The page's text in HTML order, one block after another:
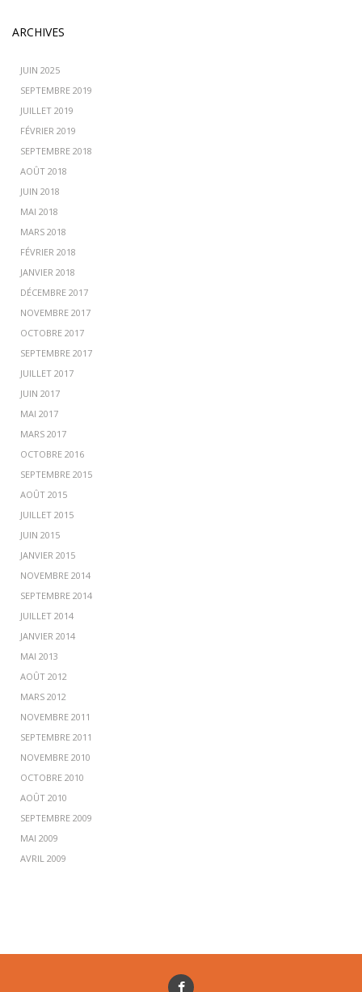
ARCHIVES
JUIN 2025
SEPTEMBRE 2019
JUILLET 2019
FÉVRIER 2019
SEPTEMBRE 2018
AOÛT 2018
JUIN 2018
MAI 2018
MARS 2018
FÉVRIER 2018
JANVIER 2018
DÉCEMBRE 2017
NOVEMBRE 2017
OCTOBRE 2017
SEPTEMBRE 2017
JUILLET 2017
JUIN 2017
MAI 2017
MARS 2017
OCTOBRE 2016
SEPTEMBRE 2015
AOÛT 2015
JUILLET 2015
JUIN 2015
JANVIER 2015
NOVEMBRE 2014
SEPTEMBRE 2014
JUILLET 2014
JANVIER 2014
MAI 2013
AOÛT 2012
MARS 2012
NOVEMBRE 2011
SEPTEMBRE 2011
NOVEMBRE 2010
OCTOBRE 2010
AOÛT 2010
SEPTEMBRE 2009
MAI 2009
AVRIL 2009